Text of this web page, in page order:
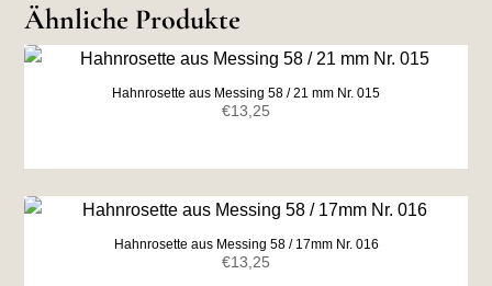
Ähnliche Produkte
Hahnrosette aus Messing 58 / 21 mm Nr. 015
€13,25
Hahnrosette aus Messing 58 / 17mm Nr. 016
€13,25